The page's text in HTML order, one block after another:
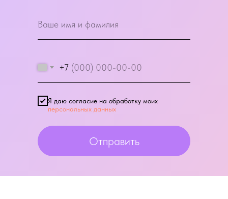
+7
Я даю согласие на обработку моих
персональных данных
Отправить